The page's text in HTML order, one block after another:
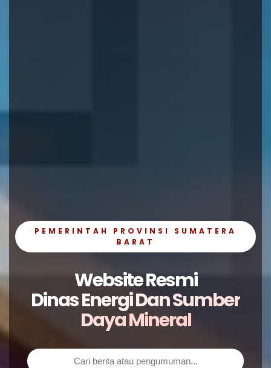
PEMERINTAH PROVINSI SUMATERA
BARAT
Website Resmi
Dinas Energi Dan Sumber
Daya Mineral